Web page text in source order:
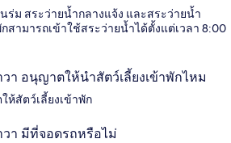
ร่ม สระว่ายน้ำกลางแจ้ง และสระว่ายน้ำ
สามารถเข้าใช้สระว่ายน้ำได้ตั้งแต่เวลา 8:00
า อนุญาตให้นำสัตว์เลี้ยงเข้าพักไหม
ห้สัตว์เลี้ยงเข้าพัก
า มีที่จอดรถหรือไม่